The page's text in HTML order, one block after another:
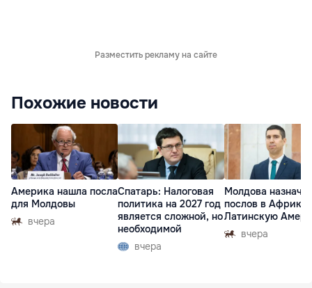
Разместить рекламу на сайте
Похожие новости
Америка нашла посла
для Молдовы
вчера
Спатарь: Налоговая
политика на 2027 год
является сложной, но
необходимой
вчера
Молдова
послов в Африку
Латинскую
вчера